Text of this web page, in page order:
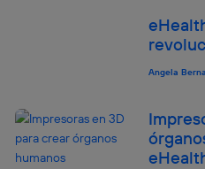
Angela
lo que cualquier persona
consienta el uso de la
identificador. Típicamente:
conexión
actividades de
que hayan dado su
Si utilizas
datos móviles, el